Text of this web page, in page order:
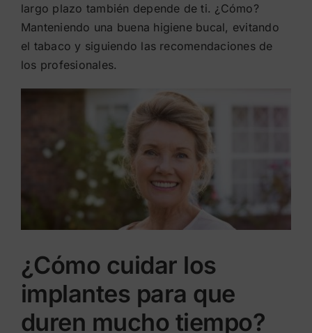
largo plazo también depende de ti. ¿Cómo?
Manteniendo una buena higiene bucal, evitando
el tabaco y siguiendo las recomendaciones de
los profesionales.
¿Cómo cuidar los
implantes para que
duren mucho tiempo?